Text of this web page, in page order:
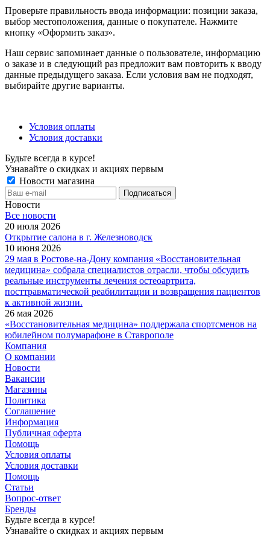
Проверьте правильность ввода информации: позиции заказа,
выбор местоположения, данные о покупателе. Нажмите
кнопку «Оформить заказ».
Наш сервис запоминает данные о пользователе, информацию
о заказе и в следующий раз предложит вам повторить к вводу
данные предыдущего заказа. Если условия вам не подходят,
выбирайте другие варианты.
Условия оплаты
Условия доставки
Будьте всегда в курсе!
Узнавайте о скидках и акциях первым
Новости магазина
Новости
Все новости
20 июля 2026
Открытие салона в г. Железноводск
10 июня 2026
29 мая в Ростове-на-Дону компания «Восстановительная
медицина» собрала специалистов отрасли, чтобы обсудить
реальные инструменты лечения остеоартрита,
посттравматической реабилитации и возвращения пациентов
к активной жизни.
26 мая 2026
«Восстановительная медицина» поддержала спортсменов на
юбилейном полумарафоне в Ставрополе
Компания
О компании
Новости
Вакансии
Магазины
Политика
Соглашение
Информация
Публичная оферта
Помощь
Условия оплаты
Условия доставки
Помощь
Статьи
Вопрос-ответ
Бренды
Будьте всегда в курсе!
Узнавайте о скидках и акциях первым